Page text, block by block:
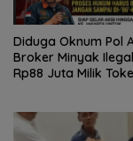
Diduga Oknum Pol
Broker Minyak
Rp88 Juta Milik